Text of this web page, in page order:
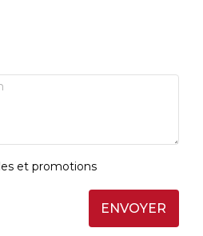
et promotions
ENVOYER